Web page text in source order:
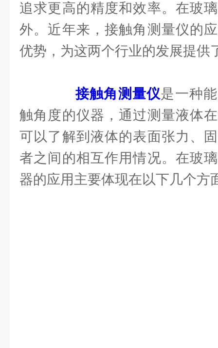
追求更高的精度和效率。在玻
外。近年来，接触角测量仪的
优势，为这两个行业的发展提供
接触角测量仪是一种
触角度的仪器，通过测量液体
可以了解到液体的表面张力、
者之间的相互作用情况。在玻
器的应用主要体现在以下几个方